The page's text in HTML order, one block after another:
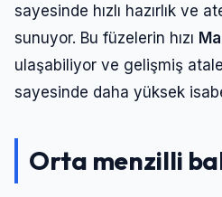
sayesinde hızlı hazırlık ve
sunuyor. Bu füzelerin hızı
ulaşabiliyor ve gelişmiş
sayesinde daha yüksek
Orta menzilli
Giriş Yap